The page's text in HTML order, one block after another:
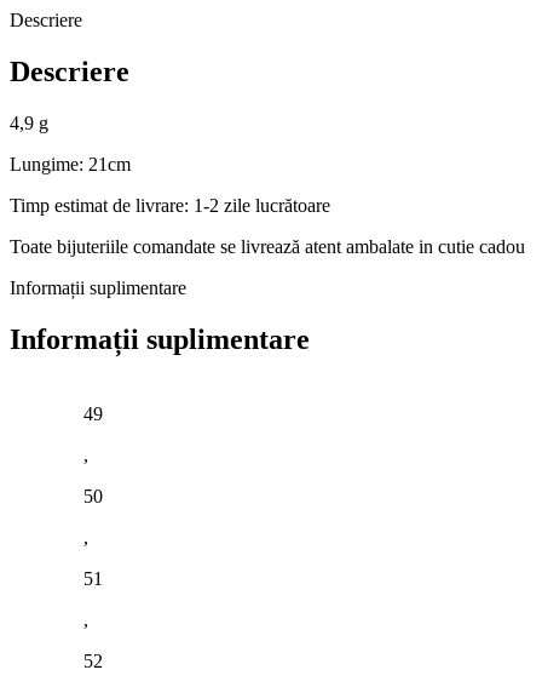
Descriere
Descriere
4,9 g
Lungime: 21cm
Timp estimat de livrare: 1-2 zile lucrătoare
Toate bijuteriile comandate se livrează atent ambalate in cutie cadou
Informații suplimentare
Informații suplimentare
49
,
50
,
51
,
52